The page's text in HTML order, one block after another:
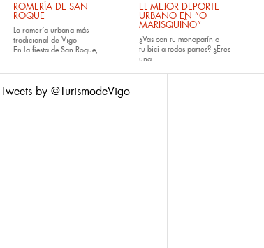
ROMERÍA DE SAN
ROQUE
La romería urbana más
tradicional de Vigo
En la fiesta de San Roque, ...
EL MEJOR DEPORTE
URBANO EN “O
MARISQUIÑO”
¿Vas con tu monopatín o
tu bici a todas partes? ¿Eres
una...
Tweets by @TurismodeVigo